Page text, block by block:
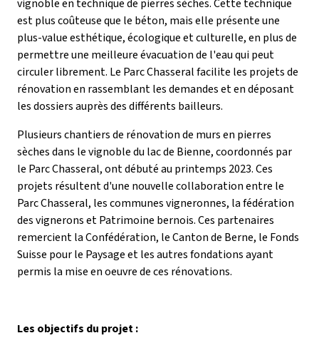
vignoble en technique de pierres sèches. Cette technique
est plus coûteuse que le béton, mais elle présente une
plus-value esthétique, écologique et culturelle, en plus de
permettre une meilleure évacuation de l'eau qui peut
circuler librement. Le Parc Chasseral facilite les projets de
rénovation en rassemblant les demandes et en déposant
les dossiers auprès des différents bailleurs.
Plusieurs chantiers de rénovation de murs en pierres
sèches dans le vignoble du lac de Bienne, coordonnés par
le Parc Chasseral, ont débuté au printemps 2023. Ces
projets résultent d'une nouvelle collaboration entre le
Parc Chasseral, les communes vigneronnes, la fédération
des vignerons et Patrimoine bernois. Ces partenaires
remercient la Confédération, le Canton de Berne, le Fonds
Suisse pour le Paysage et les autres fondations ayant
permis la mise en oeuvre de ces rénovations.
Les objectifs du projet :